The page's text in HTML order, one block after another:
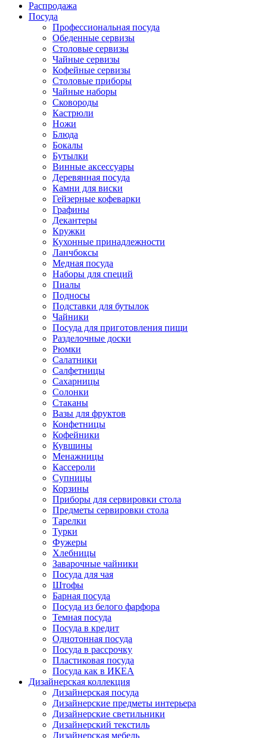
Распродажа
Посуда
Профессиональная посуда
Обеденные сервизы
Столовые сервизы
Чайные сервизы
Кофейные сервизы
Столовые приборы
Чайные наборы
Сковороды
Кастрюли
Ножи
Блюда
Бокалы
Бутылки
Винные аксессуары
Деревянная посуда
Камни для виски
Гейзерные кофеварки
Графины
Декантеры
Кружки
Кухонные принадлежности
Ланчбоксы
Медная посуда
Наборы для специй
Пиалы
Подносы
Подставки для бутылок
Чайники
Посуда для приготовления пищи
Разделочные доски
Рюмки
Салатники
Салфетницы
Сахарницы
Солонки
Стаканы
Вазы для фруктов
Конфетницы
Кофейники
Кувшины
Менажницы
Кассероли
Супницы
Корзины
Приборы для сервировки стола
Предметы сервировки стола
Тарелки
Турки
Фужеры
Хлебницы
Заварочные чайники
Посуда для чая
Штофы
Барная посуда
Посуда из белого фарфора
Темная посуда
Посуда в кредит
Однотонная посуда
Посуда в рассрочку
Пластиковая посуда
Посуда как в ИКЕА
Дизайнерская коллекция
Дизайнерская посуда
Дизайнерские предметы интерьера
Дизайнерские светильники
Дизайнерский текстиль
Дизайнерская мебель